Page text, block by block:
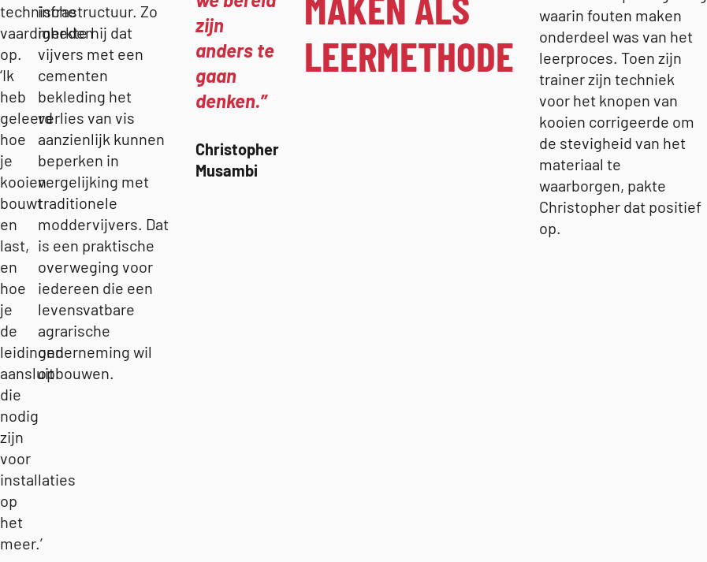
technische
vaardigheden
op.
‘Ik
heb
geleerd
hoe
je
kooien
bouwt
en
last,
en
hoe
je
de
leidingen
aansluit
die
nodig
zijn
voor
installaties
op
het
meer.’
infrastructuur. Zo
merkte hij dat
vijvers met een
cementen
bekleding het
verlies van vis
aanzienlijk kunnen
beperken in
vergelijking met
traditionele
moddervijvers. Dat
is een praktische
overweging voor
iedereen die een
levensvatbare
agrarische
onderneming wil
opbouwen.
zijn
anders te
gaan
denken.
Christopher
Musambi
LEERMETHODE
waarin fouten maken
onderdeel was van het
leerproces. Toen zijn
trainer zijn techniek
voor het knopen van
kooien corrigeerde om
de stevigheid van het
materiaal te
waarborgen, pakte
Christopher dat positief
op.